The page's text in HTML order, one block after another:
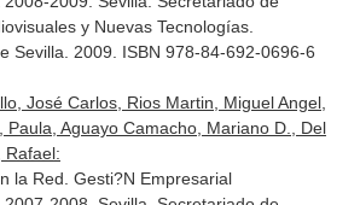
y Nuevas Tecnologías.
Sevilla. 2009. ISBN 978-84-692-0696-6
José Carlos, Rios Martin, Miguel Angel,
Paula, Aguayo Camacho, Mariano D., Del
Rafael:
la Red. Gesti?N Empresarial